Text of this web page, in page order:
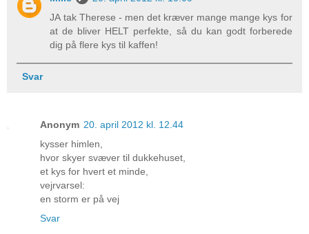
JA tak Therese - men det kræver mange mange kys for
at de bliver HELT perfekte, så du kan godt forberede
dig på flere kys til kaffen!
Svar
Anonym 20. april 2012 kl. 12.44
kysser himlen,
hvor skyer svæver til dukkehuset,
et kys for hvert et minde,
vejrvarsel:
en storm er på vej
Svar